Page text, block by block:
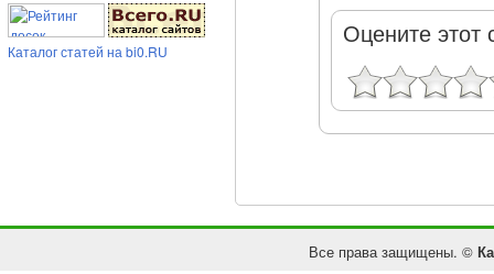
Каталог статей на bi0.RU
Оцените этот
Все права защищены. ©